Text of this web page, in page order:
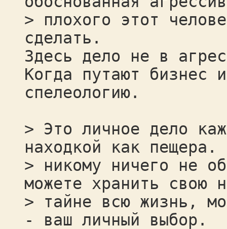
> плохого этот
сделать.
Здесь дело не в
Когда путают бизнес и
спелеологию.
> Это личное дело
находкой как пещера.
> никому ничего не
можете хранить свою
> тайне всю жизнь,
- ваш личный выбор.